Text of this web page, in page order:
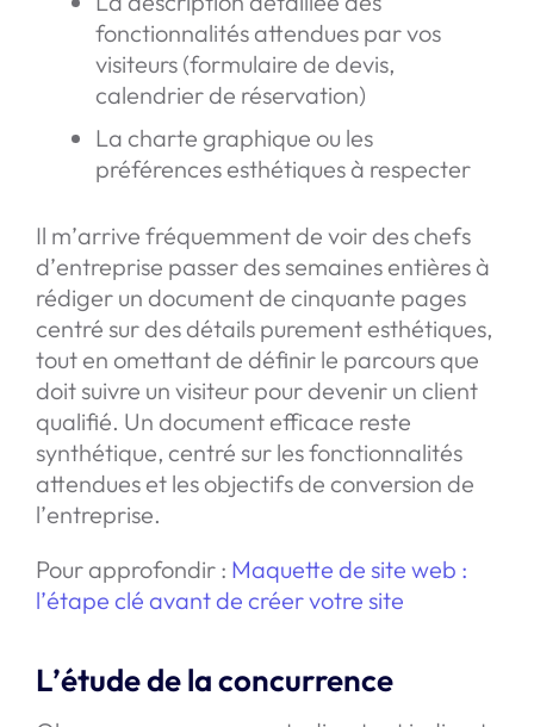
fonctionnalités attendues par vos
visiteurs (formulaire de devis,
calendrier de réservation)
La charte graphique ou les
préférences esthétiques à respecter
Il m’arrive fréquemment de voir des chefs
d’entreprise passer des semaines entières à
rédiger un document de cinquante pages
centré sur des détails purement esthétiques,
tout en omettant de définir le parcours que
doit suivre un visiteur pour devenir un client
qualifié. Un document efficace reste
synthétique, centré sur les fonctionnalités
attendues et les objectifs de conversion de
l’entreprise.
Pour approfondir : Maquette de site web :
l’étape clé avant de créer votre site
L’étude de la concurrence